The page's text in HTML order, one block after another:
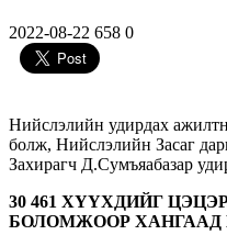
2022-08-22 658 0
Нийслэлийн удирдах
болж, Нийслэлийн Засаг
Захирагч Д.Сумъяабазар
30 461 ХҮҮХДИЙГ
БОЛОМЖООР ХАНГААД